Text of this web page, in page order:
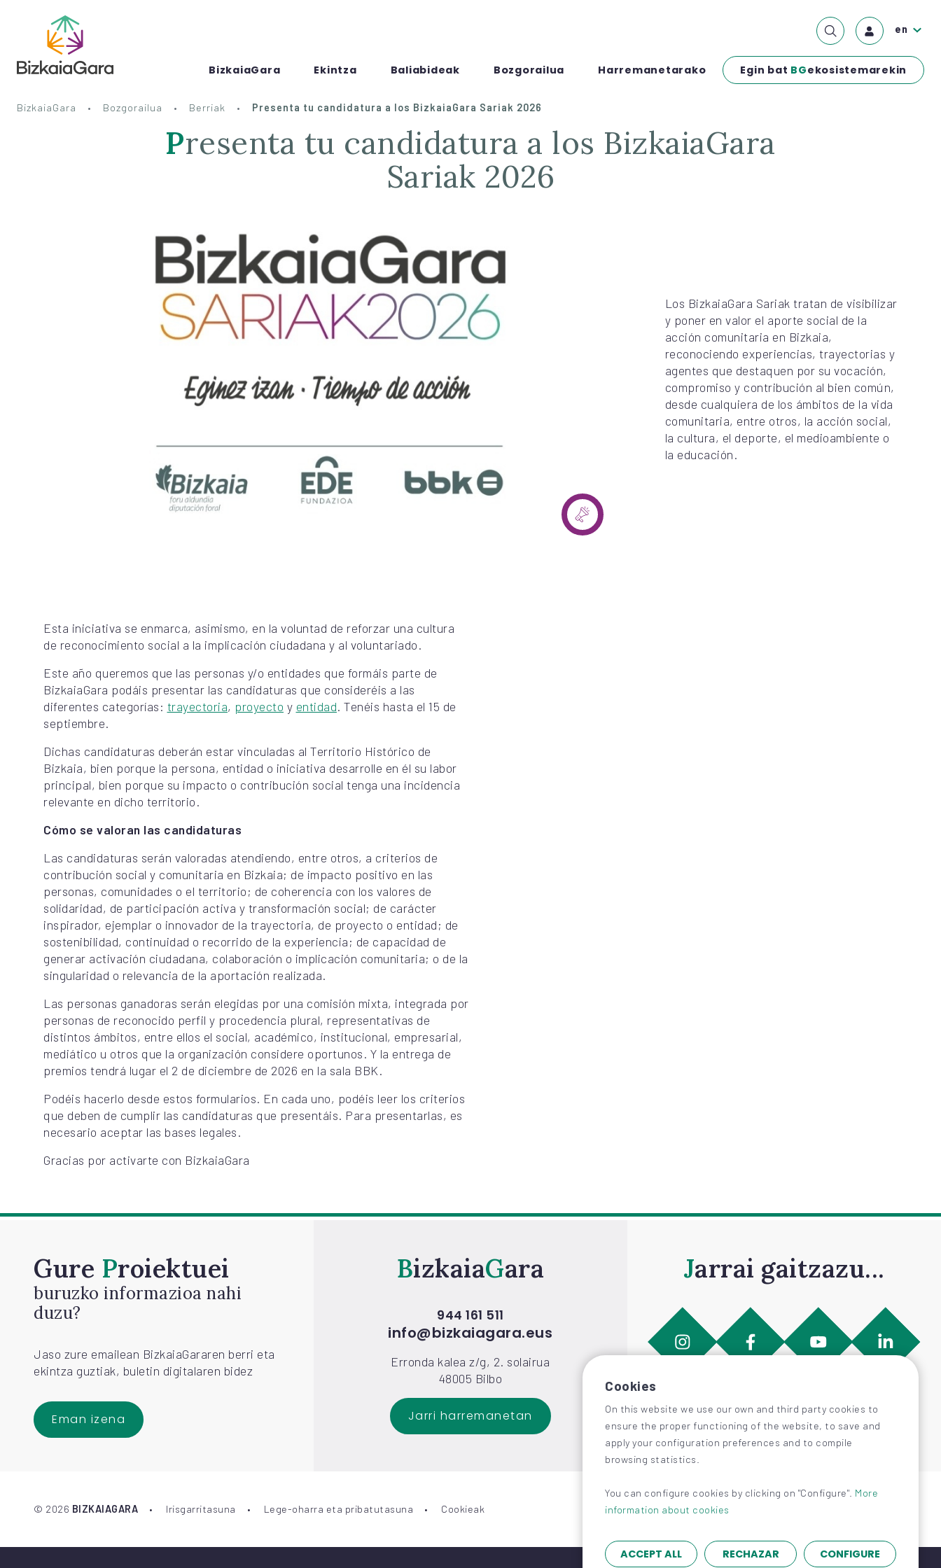
BizkaiaGara Ekintza Baliabideak Bozgorailua Harremanetarako Egin bat BGekosistemarekin
en
BizkaiaGara Bozgorailua Berriak Presenta tu candidatura a los BizkaiaGara Sariak 2026
Presenta tu candidatura a los BizkaiaGara
Sariak 2026
Los BizkaiaGara Sariak tratan de visibilizar
y poner en valor el aporte social de la
acción comunitaria en Bizkaia,
reconociendo experiencias, trayectorias y
agentes que destaquen por su vocación,
compromiso y contribución al bien común,
desde cualquiera de los ámbitos de la vida
comunitaria, entre otros, la acción social,
la cultura, el deporte, el medioambiente o
la educación.
Esta iniciativa se enmarca, asimismo, en la voluntad de reforzar una cultura
de reconocimiento social a la implicación ciudadana y al voluntariado.
Este año queremos que las personas y/o entidades que formáis parte de
BizkaiaGara podáis presentar las candidaturas que consideréis a las
diferentes categorías: trayectoria, proyecto y entidad. Tenéis hasta el 15 de
septiembre.
Dichas candidaturas deberán estar vinculadas al Territorio Histórico de
Bizkaia, bien porque la persona, entidad o iniciativa desarrolle en él su labor
principal, bien porque su impacto o contribución social tenga una incidencia
relevante en dicho territorio.
Cómo se valoran las candidaturas
Las candidaturas serán valoradas atendiendo, entre otros, a criterios de
contribución social y comunitaria en Bizkaia; de impacto positivo en las
personas, comunidades o el territorio; de coherencia con los valores de
solidaridad, de participación activa y transformación social; de carácter
inspirador, ejemplar o innovador de la trayectoria, de proyecto o entidad; de
sostenibilidad, continuidad o recorrido de la experiencia; de capacidad de
generar activación ciudadana, colaboración o implicación comunitaria; o de la
singularidad o relevancia de la aportación realizada.
Las personas ganadoras serán elegidas por una comisión mixta, integrada por
personas de reconocido perfil y procedencia plural, representativas de
distintos ámbitos, entre ellos el social, académico, institucional, empresarial,
mediático u otros que la organización considere oportunos. Y la entrega de
premios tendrá lugar el 2 de diciembre de 2026 en la sala BBK.
Podéis hacerlo desde estos formularios. En cada uno, podéis leer los criterios
que deben de cumplir las candidaturas que presentáis. Para presentarlas, es
necesario aceptar las bases legales.
Gracias por activarte con BizkaiaGara
Gure Proiektuei
buruzko informazioa nahi
duzu?
Jaso zure emailean BizkaiaGararen berri eta
ekintza guztiak, buletin digitalaren bidez
Eman izena
Bizkaia Gara
944 161 511
info@bizkaiagara.eus
Erronda kalea z/g, 2. solairua
48005 Bilbo
Jarri harremanetan
Jarrai gaitzazu...
© 2026 BIZKAIAGARA Irisgarritasuna Lege-oharra eta pribatutasuna Cookieak
Cookies
On this website we use our own and third party cookies to
ensure the proper functioning of the website, to save and
apply your configuration preferences and to compile
browsing statistics.
You can configure cookies by clicking on "Configure". More
information about cookies
ACCEPT ALL RECHAZAR CONFIGURE